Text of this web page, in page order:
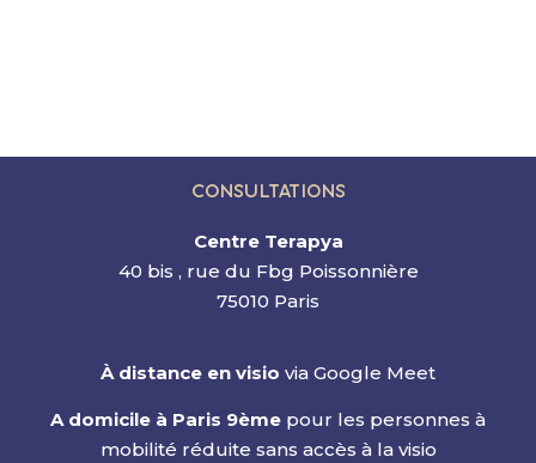
Consultations
Centre Terapya
40 bis , rue du Fbg Poissonnière
75010 Paris
À distance en visio via Google Meet
A domicile à Paris 9ème pour les personnes à
mobilité réduite sans accès à la visio